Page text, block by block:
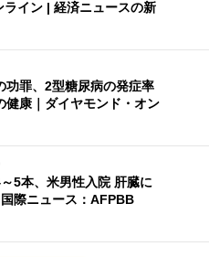
イン | 経済ニュースの新
功罪、2型糖尿病の発症率
健康｜ダイヤモンド・オン
5本、米男性入院 肝臓に
ニュース：AFPBB